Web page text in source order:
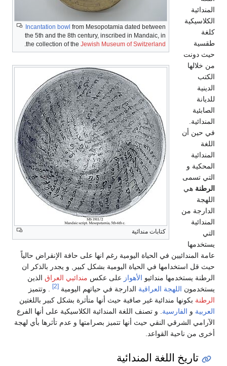
Incantation bowl from
the 5th and the 8th century,
the collection of theJewish
.
على حافة الإنقراض حالياً
كبير, و يجدر بالذكر ان
مندائيي العراقالذين
اليومية[2]
. وتتميز
متأثرة بشكل كبير باللغتين
الكلاسيكية على أنها الفرع
و عدم تأثرها بأي لهجة